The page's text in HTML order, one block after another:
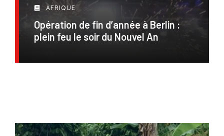
AFRIQUE
Opération de fin d’année à Berlin :
plein feu le soir du Nouvel An